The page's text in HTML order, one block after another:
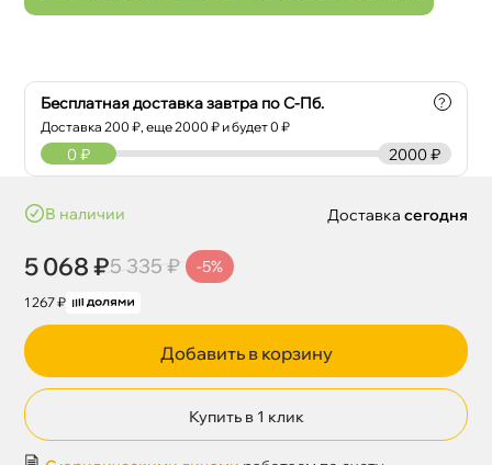
Бесплатная доставка завтра по С-Пб.
Доставка200 ₽, еще2000 ₽ и будет 0 ₽
?
2000 ₽
0 ₽
наличии
5 068 ₽5 335 ₽ -5%
1 267 ₽
Доставка сегодня
Добавить в корзину
Купить в 1 клик